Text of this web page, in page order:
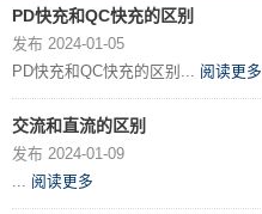
PD快充和QC快充的区别
发布 2024-01-05
PD快充和QC快充的区别... 阅读更多
交流和直流的区别
发布 2024-01-09
... 阅读更多